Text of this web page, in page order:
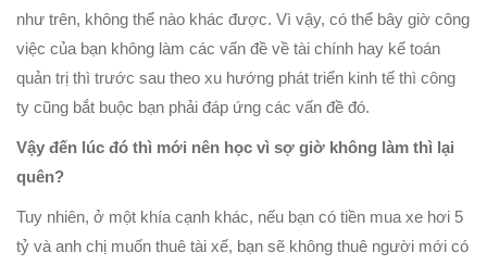
như trên, không thể nào khác được. Vì vậy, có thể bây giờ công
việc của bạn không làm các vấn đề về tài chính hay kế toán
quản trị thì trước sau theo xu hướng phát triển kinh tế thì công
ty cũng bắt buộc bạn phải đáp ứng các vấn đề đó.
Vậy đến lúc đó thì mới nên học vì sợ giờ không làm thì lại
quên?
Tuy nhiên, ở một khía cạnh khác, nếu bạn có tiền mua xe hơi 5
tỷ và anh chị muốn thuê tài xế, bạn sẽ không thuê người mới có